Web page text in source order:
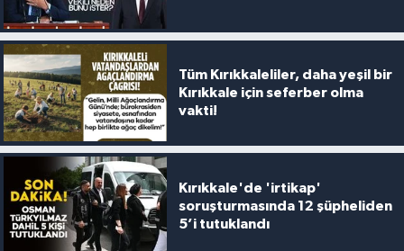
Tüm Kırıkkaleliler, daha yeşil bir
Kırıkkale için seferber olma
vakti!
Kırıkkale'de 'irtikap'
soruşturmasında 12 şüpheliden
5’i tutuklandı